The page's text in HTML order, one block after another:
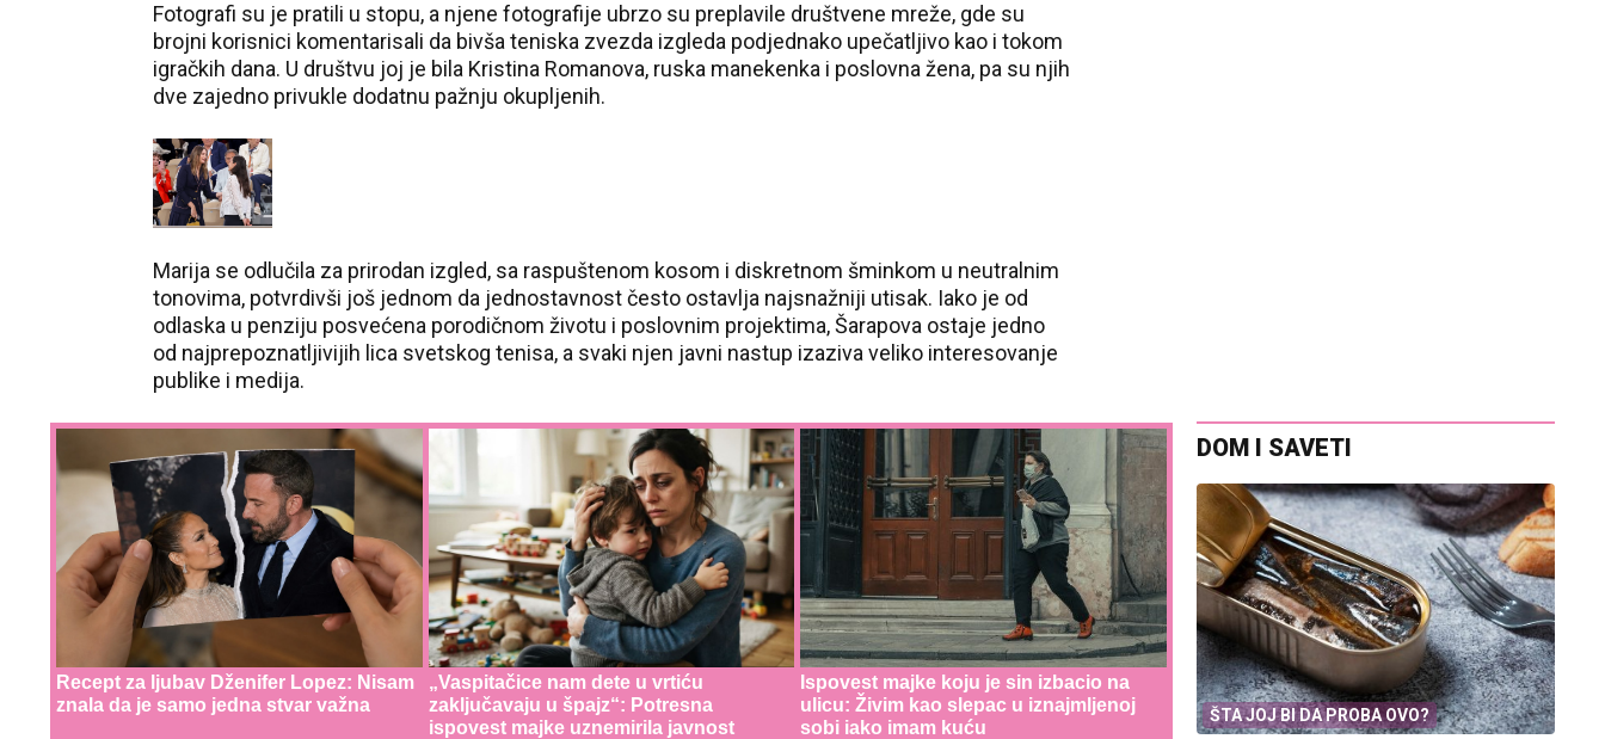
Fotografi su je pratili u stopu, a njene fotografije ubrzo su preplavile društvene mreže, gde su
brojni korisnici komentarisali da bivša teniska zvezda izgleda podjednako upečatljivo kao i tokom
igračkih dana. U društvu joj je bila Kristina Romanova, ruska manekenka i poslovna žena, pa su njih
dve zajedno privukle dodatnu pažnju okupljenih.
Marija se odlučila za prirodan izgled, sa raspuštenom kosom i diskretnom šminkom u neutralnim
tonovima, potvrdivši još jednom da jednostavnost često ostavlja najsnažniji utisak. Iako je od
odlaska u penziju posvećena porodičnom životu i poslovnim projektima, Šarapova ostaje jedno
od najprepoznatljivijih lica svetskog tenisa, a svaki njen javni nastup izaziva veliko interesovanje
publike i medija.
Recept za ljubav Dženifer Lopez: Nisam
znala da je samo jedna stvar važna
„Vaspitačice nam dete u vrtiću
zaključavaju u špajz“: Potresna
ispovest majke uznemirila javnost
Ispovest majke koju je sin izbacio na
ulicu: Živim kao slepac u iznajmljenoj
sobi iako imam kuću
DOM I SAVETI
ŠTA JOJ BI DA PROBA OVO?